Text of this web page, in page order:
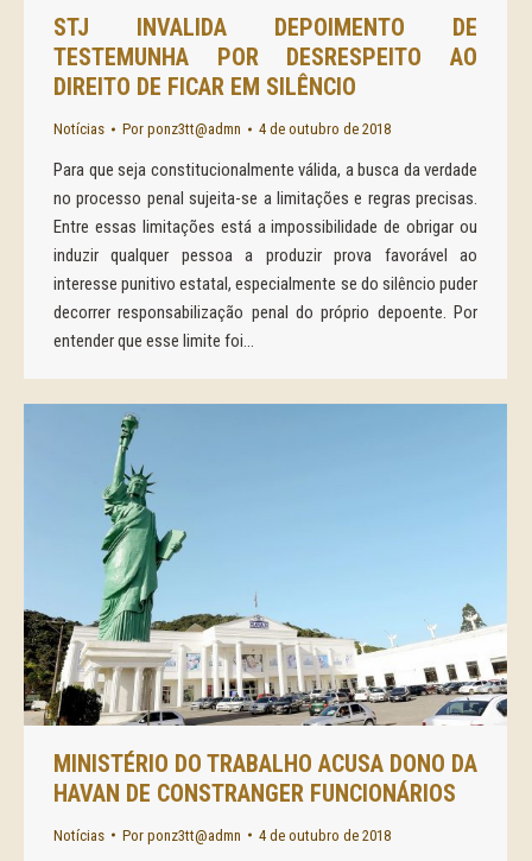
STJ INVALIDA DEPOIMENTO DE
TESTEMUNHA POR DESRESPEITO AO
DIREITO DE FICAR EM SILÊNCIO
Notícias Por ponz3tt@admn 4 de outubro de 2018
Para que seja constitucionalmente válida, a busca da verdade
no processo penal sujeita-se a limitações e regras precisas.
Entre essas limitações está a impossibilidade de obrigar ou
induzir qualquer pessoa a produzir prova favorável ao
interesse punitivo estatal, especialmente se do silêncio puder
decorrer responsabilização penal do próprio depoente. Por
entender que esse limite foi…
MINISTÉRIO DO TRABALHO ACUSA DONO DA
HAVAN DE CONSTRANGER FUNCIONÁRIOS
Notícias Por ponz3tt@admn 4 de outubro de 2018